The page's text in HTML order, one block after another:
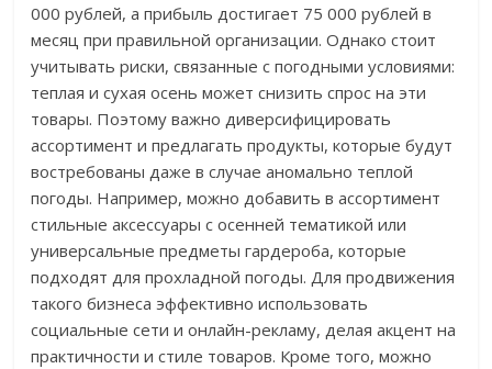
000 рублей, а прибыль достигает 75 000 рублей в
месяц при правильной организации. Однако стоит
учитывать риски, связанные с погодными условиями:
теплая и сухая осень может снизить спрос на эти
товары. Поэтому важно диверсифицировать
ассортимент и предлагать продукты, которые будут
востребованы даже в случае аномально теплой
погоды. Например, можно добавить в ассортимент
стильные аксессуары с осенней тематикой или
универсальные предметы гардероба, которые
подходят для прохладной погоды. Для продвижения
такого бизнеса эффективно использовать
социальные сети и онлайн-рекламу, делая акцент на
практичности и стиле товаров. Кроме того, можно